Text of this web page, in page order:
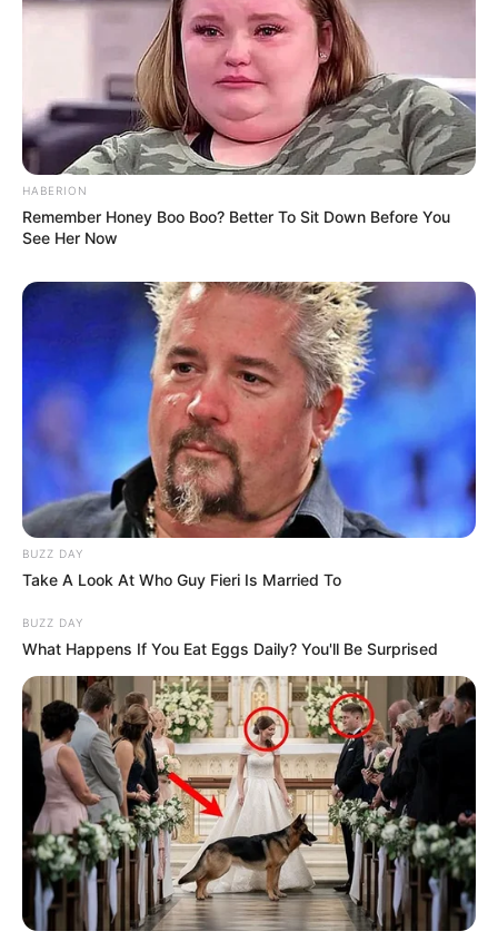
HABERION
Remember Honey Boo Boo? Better To Sit Down Before You
See Her Now
BUZZ DAY
Take A Look At Who Guy Fieri Is Married To
BUZZ DAY
What Happens If You Eat Eggs Daily? You'll Be Surprised